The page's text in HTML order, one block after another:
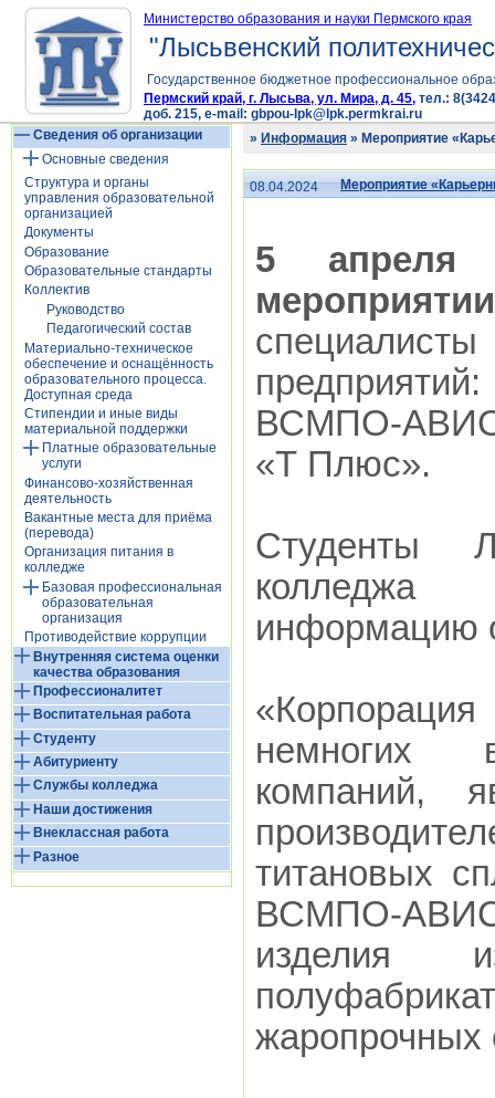
Министерство образования и науки Пермского края
"Лысьвенский
Государственное бюджетное профессиональное
Пермский край, г. Лысьва, ул. Мира, д. 45, тел.:
доб. 215, e-mail: gbpou-lpk@lpk.permkrai.ru
Сведения об организации
Основные сведения
Структура и органы
управления образовательной
организацией
Документы
Образование
Образовательные стандарты
Коллектив
Руководство
Педагогический состав
Материально-техническое
обеспечение и оснащённость
образовательного процесса.
Доступная среда
Стипендии и иные виды
материальной поддержки
Платные образовательные
услуги
Финансово-хозяйственная
деятельность
Вакантные места для приёма
(перевода)
Организация питания в
колледже
Базовая профессиональная
образовательная
организация
Противодействие коррупции
Внутренняя система оценки
качества образования
Профессионалитет
Воспитательная работа
Студенту
Абитуриенту
Службы колледжа
Наши достижения
Внеклассная работа
Разное
» Информация » Мероприятие
08.04.2024 Мероприятие
5 апреля
ВСМПО-
«Т Плюс».
Студенты
колледжа
информацию
немногих
компаний,
титановых
ВСМПО-
изделия
жаропрочных